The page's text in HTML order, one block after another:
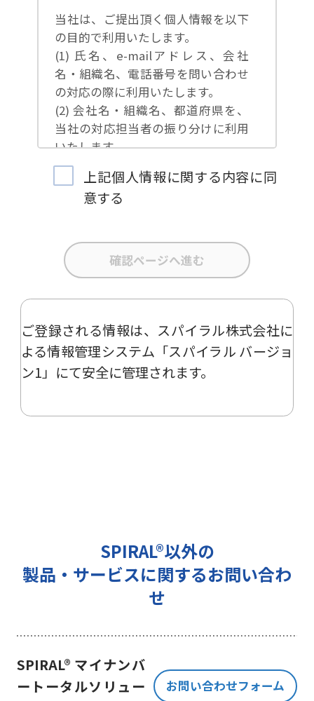
当社は、ご提出頂く個人情報を以下
の目的で利用いたします。
(1) 氏名、e-mailアドレス、会社
名・組織名、電話番号を問い合わせ
の対応の際に利用いたします。
(2) 会社名・組織名、都道府県を、
当社の対応担当者の振り分けに利用
いたします。
(3) お問合せ内容について集計分析
を行い、当社製品・サービスの企画
開発や、販促営業活動の参考にいた
(4) 氏名、e-mailアドレス、会社
名・組織名、電話番号を、当社の製
品・サービスのご案内や当社が独自
ー、イベント、展示会の開催や出展
情報の提供の際に利用いたします。
その他の目的では使用致しません。
2 個人情報の管理について
という）に準拠した適切な保護措置
を講じます。
3 個人情報の第三者提供について
き、ご提出いただく個人情報を、貴
はございません。
但し、お客様から同意をいただいた
上記個人情報に関する内容に同
意する
ご登録される情報は、 スパイラル株式会社に
よる情報管理システム「スパイラル バージョ
ン1」 にて安全に管理されます。
SPIRAL®以外の
製品・サービスに関するお問い合わ
せ
SPIRAL® マイナンバ
ートータルソリュー
お問い合わせフォーム